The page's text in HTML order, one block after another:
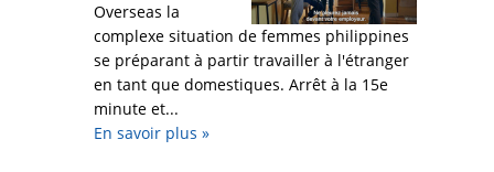
Overseas la
complexe situation de femmes philippines
se préparant à partir travailler à l'étranger
en tant que domestiques. Arrêt à la 15e
minute et...
En savoir plus »